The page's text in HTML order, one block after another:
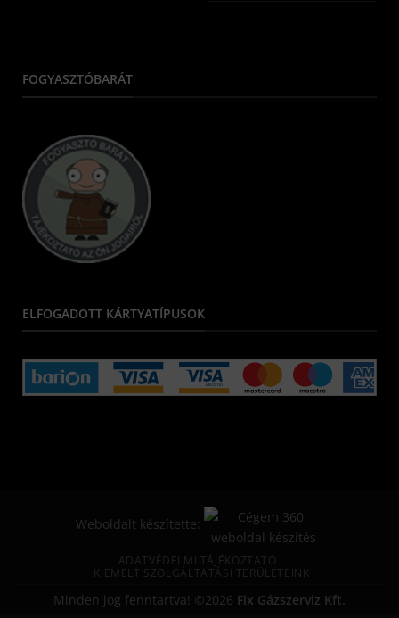
FOGYASZTÓBARÁT
ELFOGADOTT KÁRTYATÍPUSOK
Weboldalt készítette:
ADATVÉDELMI TÁJÉKOZTATÓ
KIEMELT SZOLGÁLTATÁSI TERÜLETEINK
Minden jog fenntartva! ©2026 Fix Gázszerviz Kft.